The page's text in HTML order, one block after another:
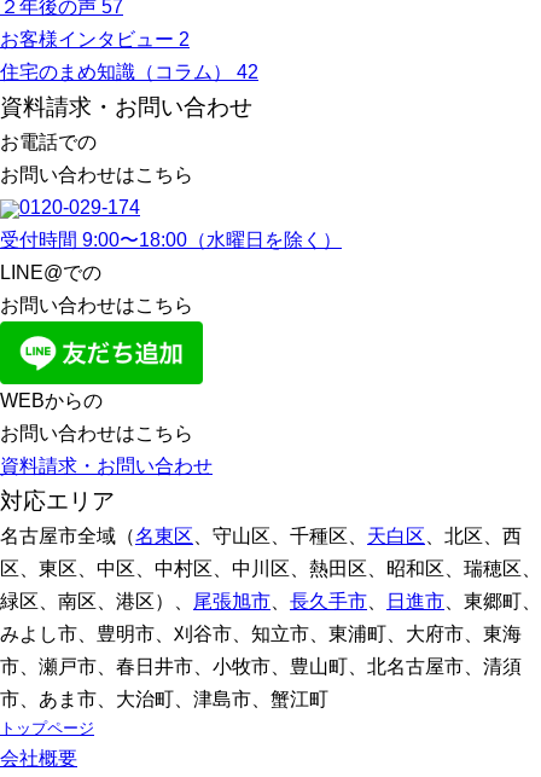
２年後の声 57
お客様インタビュー 2
住宅のまめ知識（コラム） 42
資料請求・お問い合わせ
お電話での
お問い合わせはこちら
0120-029-174
受付時間 9:00〜18:00（水曜日を除く）
LINE@での
お問い合わせはこちら
WEBからの
お問い合わせはこちら
資料請求・お問い合わせ
対応エリア
名古屋市全域（名東区 、守山区、千種区、 天白区 、北区、西
区、東区、中区、中村区、中川区、熱田区、昭和区、瑞穂区、
緑区、南区、港区）、
尾張旭市 長久手市 日進市 、東郷町、
みよし市、豊明市、刈谷市、知立市、東浦町、大府市、東海
市、瀬戸市、春日井市、小牧市、豊山町、北名古屋市、清須
市、あま市、大治町、津島市、蟹江町
トップページ
会社概要